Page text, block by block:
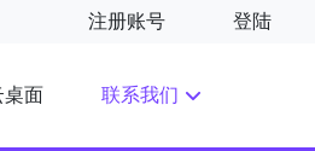
注册账号 登陆
桌面 联系我们